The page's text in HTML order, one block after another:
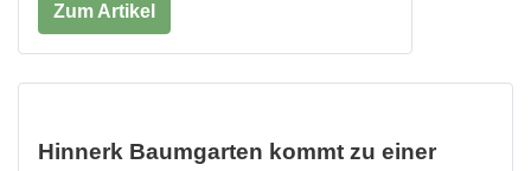
Zum Artikel
Hinnerk Baumgarten kommt zu einer